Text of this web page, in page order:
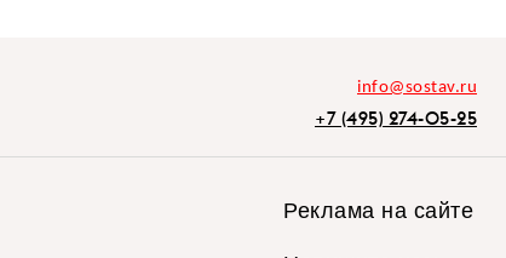
info@sostav.ru
+7 (495) 274-05-25
Реклама на сайте